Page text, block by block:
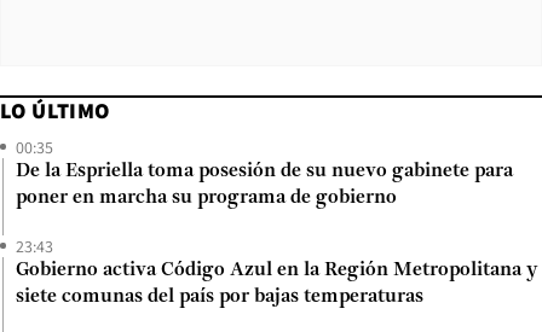
LO ÚLTIMO
00:35
De la Espriella toma posesión de su nuevo gabinete para
poner en marcha su programa de gobierno
23:43
Gobierno activa Código Azul en la Región Metropolitana y
siete comunas del país por bajas temperaturas